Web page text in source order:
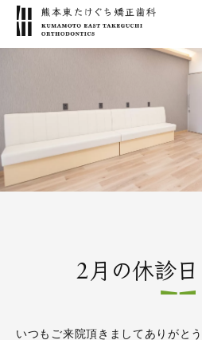
2月の休診日
いつもご来院頂きましてありがと